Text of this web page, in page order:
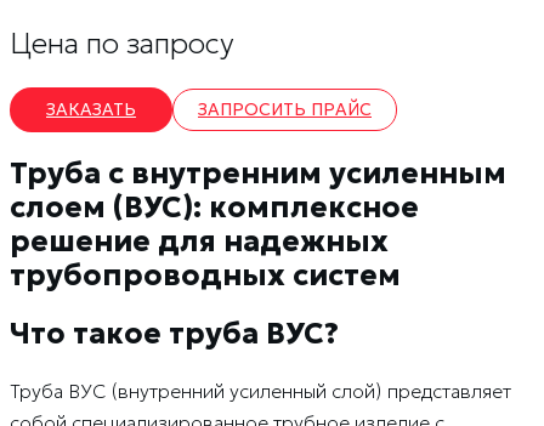
Цена по запросу
ЗАКАЗАТЬ ЗАПРОСИТЬ ПРАЙС
Труба с внутренним усиленным
слоем (ВУС): комплексное
решение для надежных
трубопроводных систем
Что такое труба ВУС?
Труба ВУС (внутренний усиленный слой) представляет